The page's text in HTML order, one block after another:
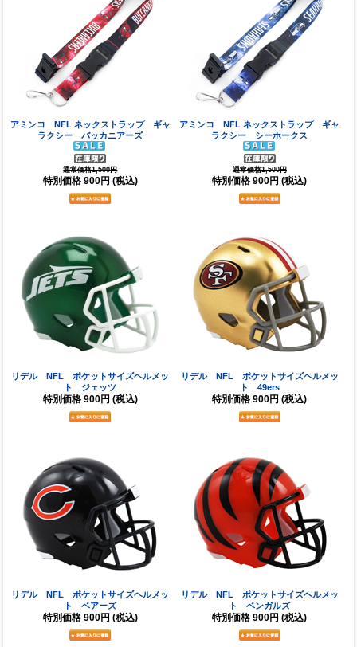
アミンコ NFL ネックストラップ ギャ
ラクシー バッカニアーズ
通常価格1,500円
特別価格 900円 (税込)
アミンコ NFL ネックストラップ ギャ
ラクシー シーホークス
通常価格1,500円
特別価格 900円 (税込)
リデル NFL ポケットサイズヘルメッ
ト ジェッツ
特別価格 900円 (税込)
リデル NFL ポケットサイズヘルメッ
ト 49ers
特別価格 900円 (税込)
リデル NFL ポケットサイズヘルメッ
ト ベアーズ
特別価格 900円 (税込)
リデル NFL ポケットサイズヘルメッ
ト ベンガルズ
特別価格 900円 (税込)